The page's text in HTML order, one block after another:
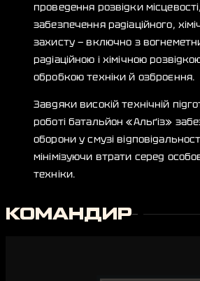
проведення розвідки
забезпечення радіаційного,
захисту — включно з
радіаційною і хімічною
обробкою техніки й озброєння.
Завдяки високій технічній
роботі батальйон «Альґіз»
оборони у смузі
мінімізуючи втрати серед
техніки.
КОМАНДИР